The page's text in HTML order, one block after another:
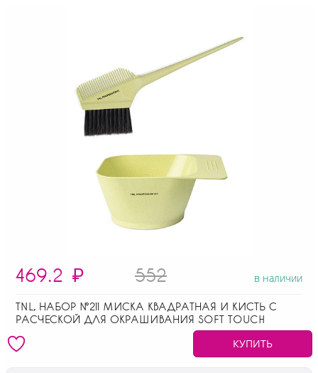
469.2 ₽ 552 в наличии
TNL, НАБОР №211 МИСКА КВАДРАТНАЯ И КИСТЬ С
РАСЧЕСКОЙ ДЛЯ ОКРАШИВАНИЯ SOFT TOUCH
КУПИТЬ